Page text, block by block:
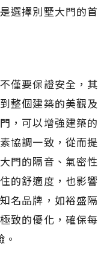
選擇別墅大門的首
僅要保證安全，其
整個建築的美觀及
，可以增強建築的
協調一致，從而提
門的隔音、氣密性
的舒適度，也影響
名品牌，如裕盛隔
致的優化，確保每